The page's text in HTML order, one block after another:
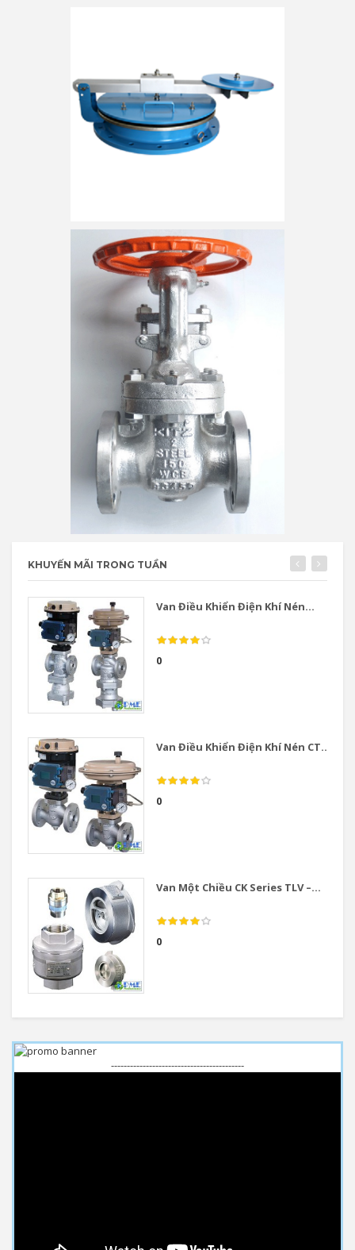
KHUYẾN MÃI TRONG TUẦN
Van Điều Khiển Điện Khí Nén...
0
Van Điều Khiển Điện Khí Nén CT...
0
Van Một Chiều CK Series TLV –...
0
------------------------------------------